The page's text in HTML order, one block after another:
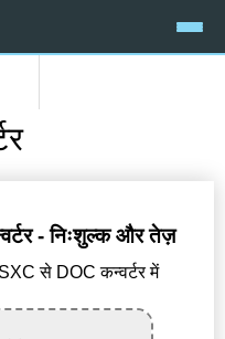
- निःशुल्क और तेज़
से DOC कन्वर्टर में